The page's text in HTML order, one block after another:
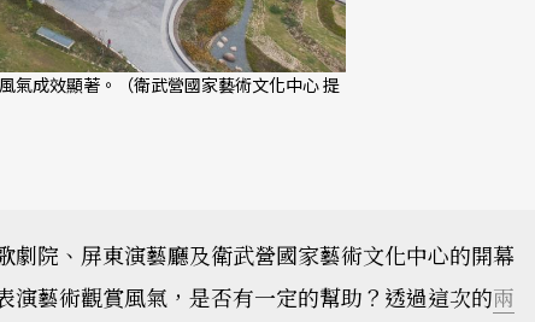
氣成效顯著。（衛武營國家藝術文化中心 提
院、屏東演藝廳及衛武營國家藝術文化中心的開幕
演藝術觀賞風氣，是否有一定的幫助？透過這次的兩